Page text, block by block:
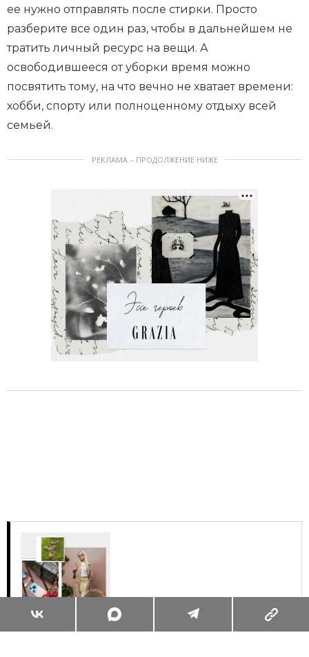
ее нужно отправлять после стирки. Просто
разберите все один раз, чтобы в дальнейшем не
тратить личный ресурс на вещи. А
освободившееся от уборки время можно
посвятить тому, на что вечно не хватает времени:
хобби, спорту или полноценному отдыху всей
семьей.
РЕКЛАМА – ПРОДОЛЖЕНИЕ НИЖЕ
Суперзум: главные моменты лета в